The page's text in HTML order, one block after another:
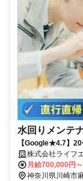
水回りメンテ
【Google★4.7】
免許だけでOK◎研
株式会社ライフ
月給700,000円
神奈川県川崎市